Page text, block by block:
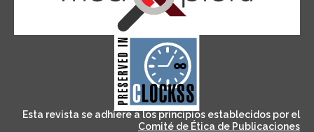
CLOCKSS is a dak archive that
ensures the long-term survival
of web-based scholary
publications, governed by and for
its stakeholders.
Esta revista se adhiere a los principios establecidos por el
Comité de Ética de Publicaciones